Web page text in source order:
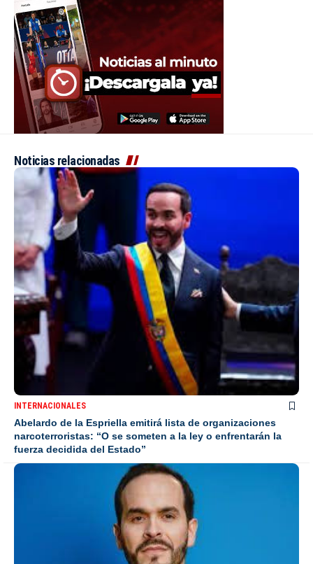
Noticias relacionadas
INTERNACIONALES
Abelardo de la Espriella emitirá lista de organizaciones
narcoterroristas: “O se someten a la ley o enfrentarán la
fuerza decidida del Estado”